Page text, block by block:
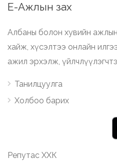
Е-Ажлын зах
Албаны болон хувийн
хайж, хүсэлтээ онлайн
ажил эрхэлж,
Танилцуулга
Холбоо барих
Репутас ХХК